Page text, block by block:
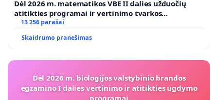
Dėl 2026 m. matematikos VBE II dalies užduočių
atitikties programai ir vertinimo tvarkos
koregavimo
13 256 parašai
Skaidrumo pranešimas
Dėl 2026 m. biologijos valstybinio brandos
egzamino I dalies vertinimo ir atitikties ugdymo